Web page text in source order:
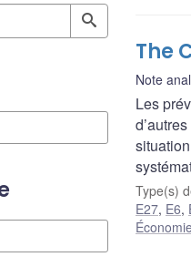
The
Note
Les
Type(s)
E27, E6,